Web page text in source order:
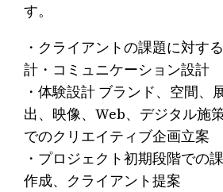
す。
・クライアントの課題に対す
計・コミュニケーション設計
・体験設計 ブランド、空間、
出、映像、Web、デジタル施
でのクリエイティブ企画立案
・プロジェクト初期段階での
作成、クライアント提案